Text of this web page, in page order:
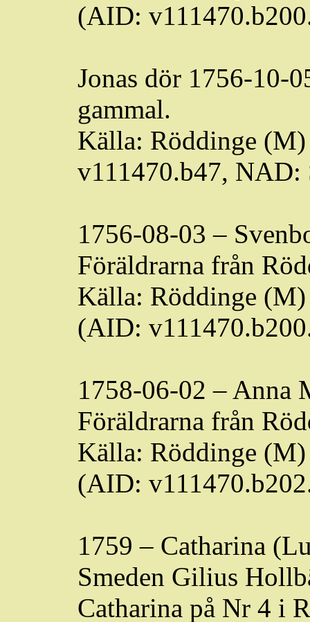
(AID:
Jonas dör 1756-10-
gammal.
Källa: Röddinge
v111470.b47,
1756-08-03 –
Föräldrarna från
Källa: Röddinge (M)
(AID:
1758-06-02 – Anna
Föräldrarna från
Källa: Röddinge (M)
(AID:
1759 – Catharina
Smeden Gilius
Catharina på Nr 4 i